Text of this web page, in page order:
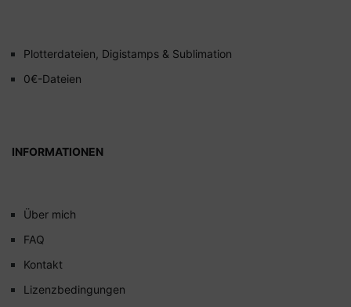
Plotterdateien, Digistamps & Sublimation
0€-Dateien
INFORMATIONEN
Über mich
FAQ
Kontakt
Lizenzbedingungen